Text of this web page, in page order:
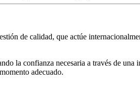
de calidad, que actúe
la confianza necesaria a través de
adecuado.